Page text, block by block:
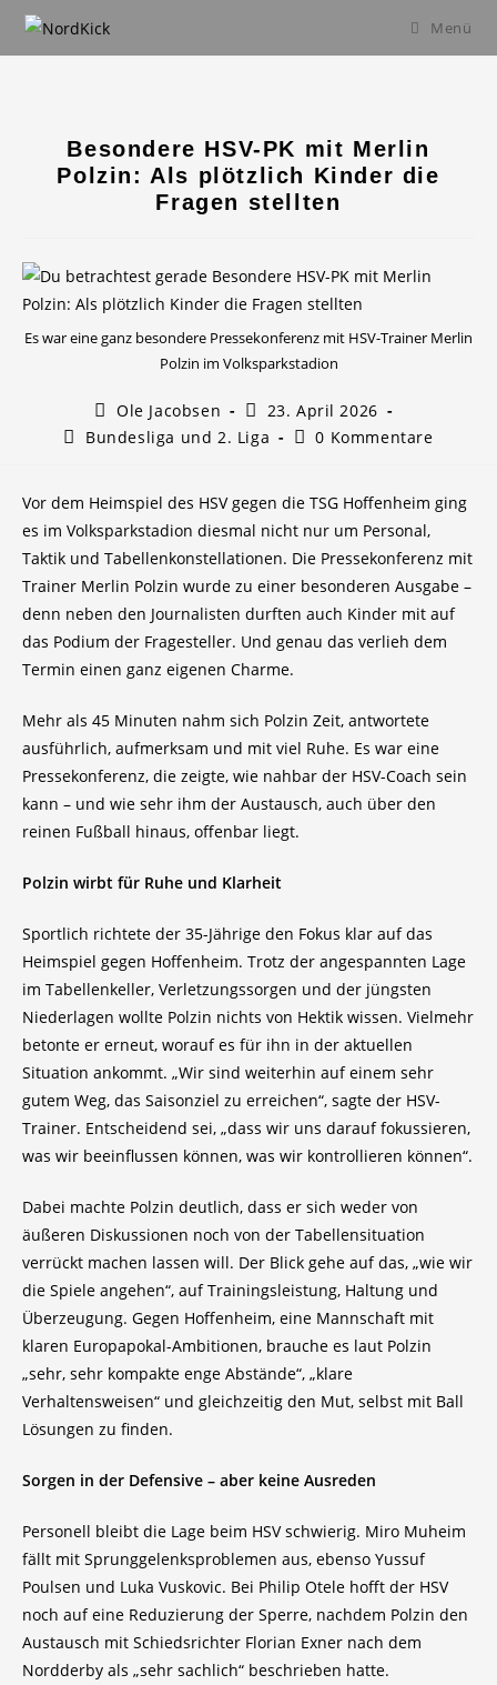
Zum
Menü
Besondere HSV-PK mit Merlin
Polzin: Als plötzlich Kinder die
Fragen stellten
Es war eine ganz besondere Pressekonferenz mit HSV-Trainer Merlin
Polzin im Volksparkstadion
Beitrags-
Autor:
Ole Jacobsen
Beitrag
veröffentlicht:
23. April 2026
Beitrags-
Bundesliga und 2. Liga
Beitrags-
0 Kommentare
Vor dem Heimspiel des HSV gegen die TSG Hoffenheim ging
es im Volksparkstadion diesmal nicht nur um Personal,
Taktik und Tabellenkonstellationen. Die Pressekonferenz mit
Trainer Merlin Polzin wurde zu einer besonderen Ausgabe –
denn neben den Journalisten durften auch Kinder mit auf
das Podium der Fragesteller. Und genau das verlieh dem
Termin einen ganz eigenen Charme.
Mehr als 45 Minuten nahm sich Polzin Zeit, antwortete
ausführlich, aufmerksam und mit viel Ruhe. Es war eine
Pressekonferenz, die zeigte, wie nahbar der HSV-Coach sein
kann – und wie sehr ihm der Austausch, auch über den
reinen Fußball hinaus, offenbar liegt.
Polzin wirbt für Ruhe und Klarheit
Sportlich richtete der 35-Jährige den Fokus klar auf das
Heimspiel gegen Hoffenheim. Trotz der angespannten Lage
im Tabellenkeller, Verletzungssorgen und der jüngsten
Niederlagen wollte Polzin nichts von Hektik wissen. Vielmehr
betonte er erneut, worauf es für ihn in der aktuellen
Situation ankommt. „Wir sind weiterhin auf einem sehr
gutem Weg, das Saisonziel zu erreichen“, sagte der HSV-
Trainer. Entscheidend sei, „dass wir uns darauf fokussieren,
was wir beeinflussen können, was wir kontrollieren können“.
Dabei machte Polzin deutlich, dass er sich weder von
äußeren Diskussionen noch von der Tabellensituation
verrückt machen lassen will. Der Blick gehe auf das, „wie wir
die Spiele angehen“, auf Trainingsleistung, Haltung und
Überzeugung. Gegen Hoffenheim, eine Mannschaft mit
klaren Europapokal-Ambitionen, brauche es laut Polzin
„sehr, sehr kompakte enge Abstände“, „klare
Verhaltensweisen“ und gleichzeitig den Mut, selbst mit Ball
Lösungen zu finden.
Sorgen in der Defensive – aber keine Ausreden
Personell bleibt die Lage beim HSV schwierig. Miro Muheim
fällt mit Sprunggelenksproblemen aus, ebenso Yussuf
Poulsen und Luka Vuskovic. Bei Philip Otele hofft der HSV
noch auf eine Reduzierung der Sperre, nachdem Polzin den
Austausch mit Schiedsrichter Florian Exner nach dem
Nordderby als „sehr sachlich“ beschrieben hatte.